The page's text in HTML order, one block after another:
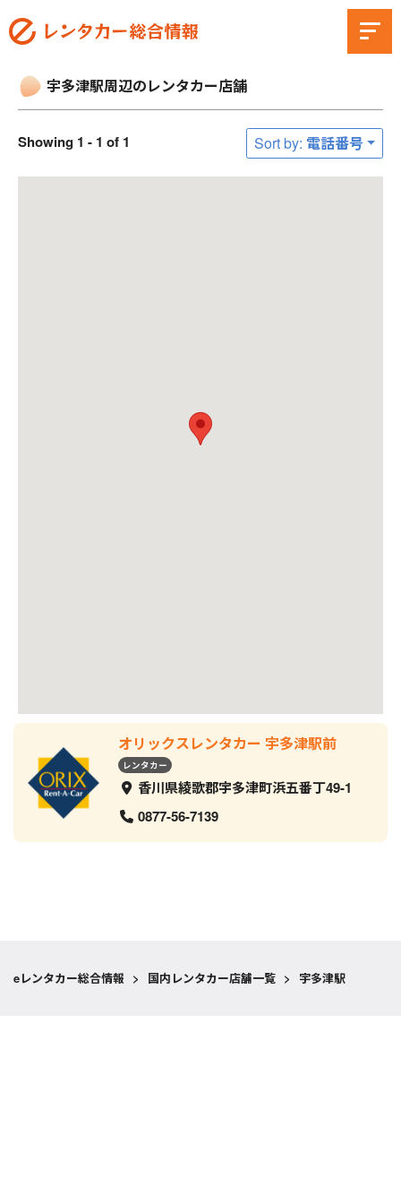
宇多津駅周辺のレンタカー店舗
Showing 1 - 1 of 1 Sort by: 電話番号
オリックスレンタカー 宇多津駅前
レンタカー
香川県綾歌郡宇多津町浜五番丁49-1
0877-56-7139
eレンタカー総合情報 > 国内レンタカー店舗一覧 > 宇多津駅